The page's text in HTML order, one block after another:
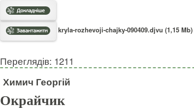
kryla-rozhevoji-chajky-090409.djvu (1,15 Mb)
Переглядів: 1211
Химич Георгій
Окрайчик